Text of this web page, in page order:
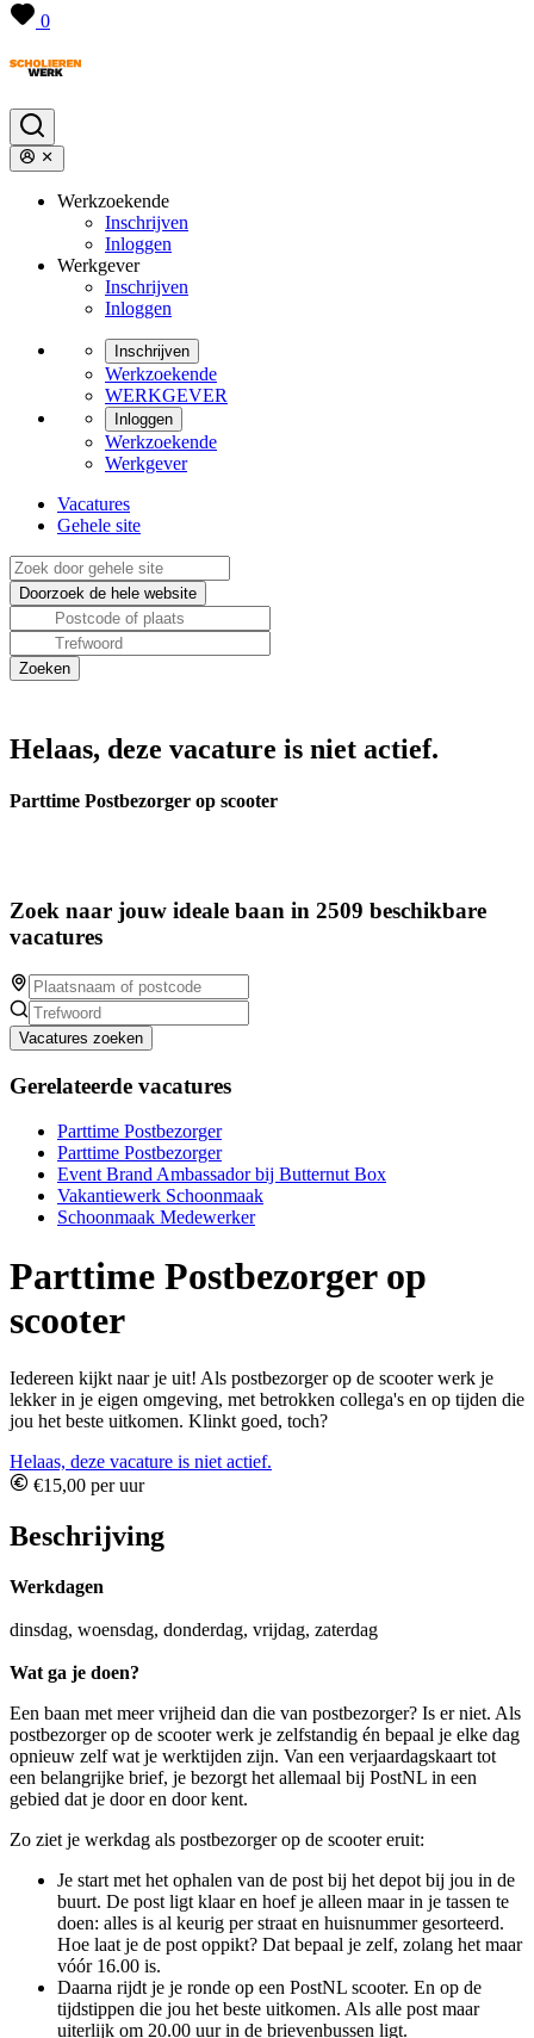
0
Werkzoekende
Inschrijven
Inloggen
Werkgever
Inschrijven
Inloggen
Inschrijven
Werkzoekende
WERKGEVER
Inloggen
Werkzoekende
Werkgever
Vacatures
Gehele site
Helaas, deze vacature is niet actief.
Parttime Postbezorger op scooter
Zoek naar jouw ideale baan in 2509 beschikbare
vacatures
Vacatures zoeken
Gerelateerde vacatures
Parttime Postbezorger
Parttime Postbezorger
Event Brand Ambassador bij Butternut Box
Vakantiewerk Schoonmaak
Schoonmaak Medewerker
Parttime Postbezorger op
scooter
Iedereen kijkt naar je uit! Als postbezorger op de scooter werk je
lekker in je eigen omgeving, met betrokken collega's en op tijden die
jou het beste uitkomen. Klinkt goed, toch?
Helaas, deze vacature is niet actief.
€15,00 per uur
Beschrijving
Werkdagen
dinsdag, woensdag, donderdag, vrijdag, zaterdag
Wat ga je doen?
Een baan met meer vrijheid dan die van postbezorger? Is er niet. Als
postbezorger op de scooter werk je zelfstandig én bepaal je elke dag
opnieuw zelf wat je werktijden zijn. Van een verjaardagskaart tot
een belangrijke brief, je bezorgt het allemaal bij PostNL in een
gebied dat je door en door kent.
Zo ziet je werkdag als postbezorger op de scooter eruit:
Je start met het ophalen van de post bij het depot bij jou in de
buurt. De post ligt klaar en hoef je alleen maar in je tassen te
doen: alles is al keurig per straat en huisnummer gesorteerd.
Hoe laat je de post oppikt? Dat bepaal je zelf, zolang het maar
vóór 16.00 is.
Daarna rijdt je je ronde op een PostNL scooter. En op de
tijdstippen die jou het beste uitkomen. Als alle post maar
uiterlijk om 20.00 uur in de brievenbussen ligt.